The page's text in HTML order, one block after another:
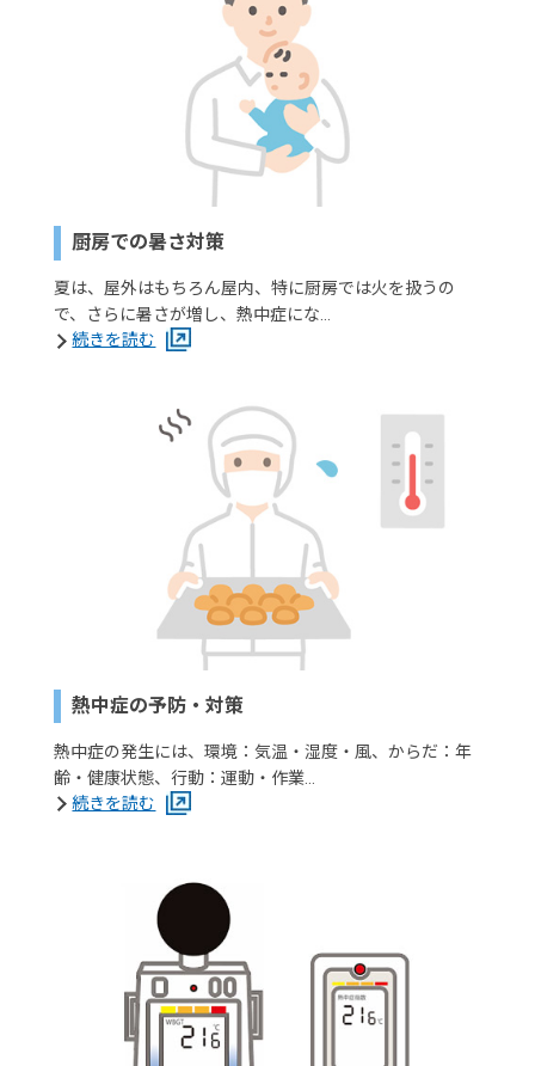
厨房での暑さ対策
夏は、屋外はもちろん屋内、特に厨房では火を扱うの
で、さらに暑さが増し、熱中症にな…
続きを読む
熱中症の予防・対策
熱中症の発生には、環境：気温・湿度・風、からだ：年
齢・健康状態、行動：運動・作業…
続きを読む